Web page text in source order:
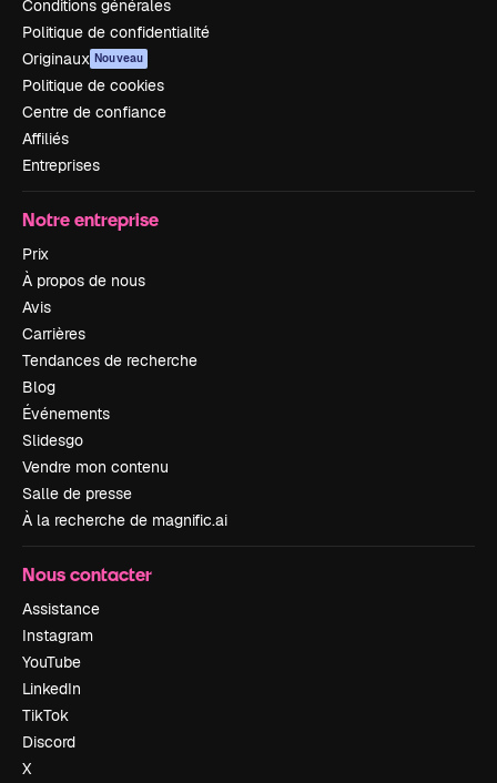
Conditions générales
Politique de confidentialité
Originaux Nouveau
Politique de cookies
Centre de confiance
Affiliés
Entreprises
Notre entreprise
Prix
À propos de nous
Avis
Carrières
Tendances de recherche
Blog
Événements
Slidesgo
Vendre mon contenu
Salle de presse
À la recherche de magnific.ai
Nous contacter
Assistance
Instagram
YouTube
LinkedIn
TikTok
Discord
X